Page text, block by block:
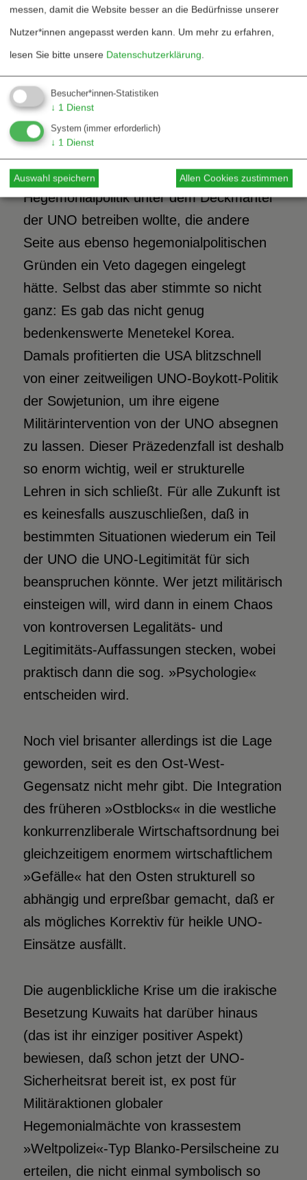
Soweit die UNO so etwas wie tatsächliche
(vor allem also militärische) Souveränität
ausüben kann, so weit liegt diese
Souveränität bei den ständigen Mitgliedern
des Weltsicherheitsrates. So lange nun
der Ost-West-Gegensatz funktionierte,
wenn eine Hegemonialmacht
Hegemonialpolitik unter dem Deckmantel
der UNO betreiben wollte, die andere
Seite aus ebenso hegemonialpolitischen
Gründen ein Veto dagegen eingelegt
hätte. Selbst das aber stimmte so nicht
ganz: Es gab das nicht genug
bedenkenswerte Menetekel Korea.
Damals profitierten die USA blitzschnell
von einer zeitweiligen UNO-Boykott-Politik
der Sowjetunion, um ihre eigene
Militärintervention von der UNO absegnen
zu lassen. Dieser Präzedenzfall ist deshalb
so enorm wichtig, weil er strukturelle
Lehren in sich schließt. Für alle Zukunft ist
es keinesfalls auszuschließen, daß in
bestimmten Situationen wiederum ein Teil
der UNO die UNO-Legitimität für sich
beanspruchen könnte. Wer jetzt militärisch
einsteigen will, wird dann in einem Chaos
von kontroversen Legalitäts- und
Legitimitäts-Auffassungen stecken, wobei
praktisch dann die sog. »Psychologie«
entscheiden wird.
Noch viel brisanter allerdings ist die Lage
geworden, seit es den Ost-West-
Gegensatz nicht mehr gibt. Die Integration
des früheren »Ostblocks« in die westliche
konkurrenzliberale Wirtschaftsordnung bei
gleichzeitigem enormem wirtschaftlichem
»Gefälle« hat den Osten strukturell so
abhängig und erpreßbar gemacht, daß er
als mögliches Korrektiv für heikle UNO-
Einsätze ausfällt.
Die augenblickliche Krise um die irakische
Besetzung Kuwaits hat darüber hinaus
(das ist ihr einziger positiver Aspekt)
bewiesen, daß schon jetzt der UNO-
Sicherheitsrat bereit ist, ex post für
Militäraktionen globaler
Hegemonialmächte von krassestem
»Weltpolizei«-Typ Blanko-Persilscheine zu
erteilen, die nicht einmal symbolisch so
messen, damit die Website besser an die Bedürfnisse unserer
Nutzer*innen angepasst werden kann. Um mehr zu erfahren,
lesen Sie bitte unsere Datenschutzerklärung.
Besucher*innen-Statistiken
↓ 1 Dienst
System (immer erforderlich)
↓ 1 Dienst
Auswahl speichern Allen Cookies zustimmen